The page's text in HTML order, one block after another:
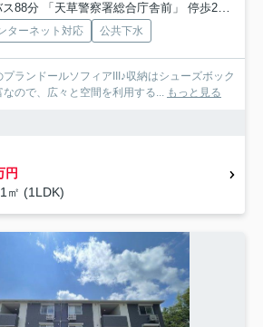
88分 「天草警察署総合庁舎前」 停歩22分
ターネット対応 公共下水
ランドールソフィアIII♪収納はシューズボック
ので、広々と空間を利用する... もっと見る
円
㎡ (1LDK)